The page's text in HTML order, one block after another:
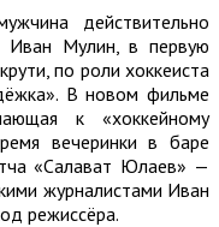
действительно
Иван Мулин, в первую
по роли хоккеиста
В новом фильме
к «хоккейному
вечеринки в баре
«Салават Юлаев» —
журналистами Иван
режиссёра.